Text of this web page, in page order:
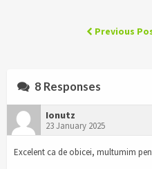
Previous
8 Responses
Ionutz
23 January 2025
Excelent ca de obicei, multumim